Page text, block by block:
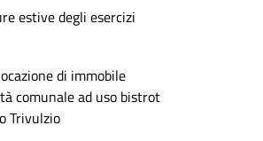
estive degli esercizi
di immobile
comunale ad uso bistrot
Trivulzio